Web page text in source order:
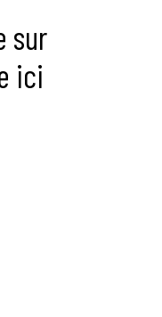
sur
ici